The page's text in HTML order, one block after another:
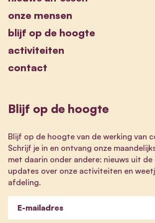
onze mensen
blijf op de hoogte
activiteiten
contact
Blijf op de hoogte
Blijf op de hoogte van de werking van
Schrijf je in en ontvang onze
met daarin onder andere: nieuws uit
updates over onze activiteiten en
afdeling.
E-mailadres